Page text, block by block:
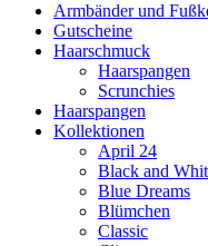
Armbänder und
Gutscheine
Haarschmuck
Haarspangen
Scrunchies
Haarspangen
Kollektionen
April 24
Black and
Blue Dreams
Blümchen
Classic